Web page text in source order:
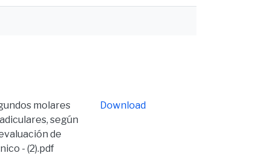
molares
según
de
- (2).pdf
Download